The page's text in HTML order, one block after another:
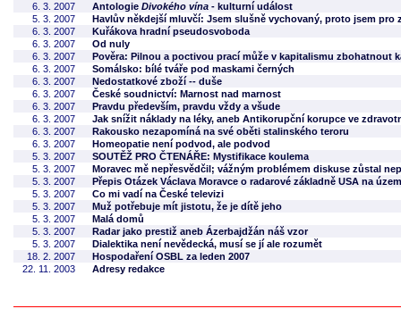
6. 3. 2007
Antologie Divokého vína - kulturní událost
5. 3. 2007
Havlův někdejší mluvčí: Jsem slušně vychovaný, proto jsem pro
6. 3. 2007
Kuřákova hradní pseudosvoboda
6. 3. 2007
Od nuly
6. 3. 2007
Pověra: Pilnou a poctivou prací může v kapitalismu zbohatnout
6. 3. 2007
Somálsko: bílé tváře pod maskami černých
6. 3. 2007
Nedostatkové zboží -- duše
6. 3. 2007
České soudnictví: Marnost nad marnost
6. 3. 2007
Pravdu především, pravdu vždy a všude
6. 3. 2007
Jak snížit náklady na léky, aneb Antikorupční korupce ve
6. 3. 2007
Rakousko nezapomíná na své oběti stalinského teroru
6. 3. 2007
Homeopatie není podvod, ale podvod
5. 3. 2007
SOUTĚŽ PRO ČTENÁŘE: Mystifikace koulema
5. 3. 2007
Moravec mě nepřesvědčil; vážným problémem diskuse zůstal
5. 3. 2007
Přepis Otázek Václava Moravce o radarové základně USA na
5. 3. 2007
Co mi vadí na České televizi
5. 3. 2007
Muž potřebuje mít jistotu, že je dítě jeho
5. 3. 2007
Malá domů
5. 3. 2007
Radar jako prestiž aneb Ázerbajdžán náš vzor
5. 3. 2007
Dialektika není nevědecká, musí se jí ale rozumět
18. 2. 2007
Hospodaření OSBL za leden 2007
22. 11. 2003
Adresy redakce